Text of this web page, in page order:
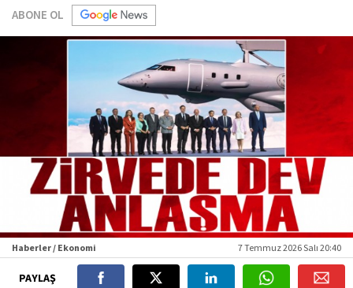
ABONE OL
Haberler / Ekonomi 7 Temmuz 2026 Salı 20:40
PAYLAŞ